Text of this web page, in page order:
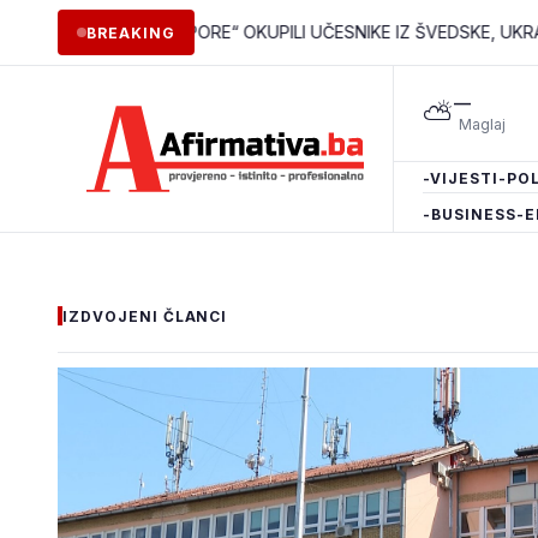
BREAKING
I DIJASPORE“ OKUPILI UČESNIKE IZ ŠVEDSKE, UKRAJINE,
⛅—
-VIJESTI -
-BUSINESS-
IZDVOJENI ČLANCI